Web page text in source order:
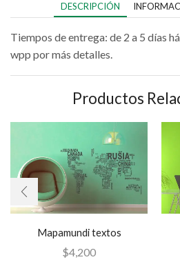
DESCRIPCIÓN
Tiempos de entrega: de 2 a 5 días
wpp por más detalles.
Productos
Mapamundi textos
$4,200